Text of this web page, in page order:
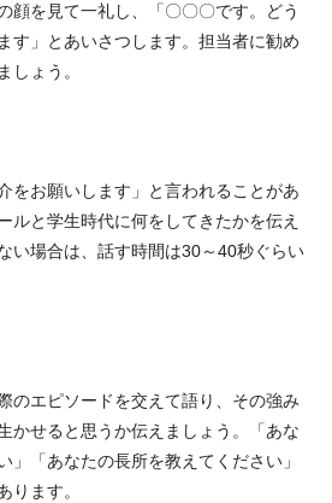
顔を見て一礼し、「〇〇〇です。どう
す」とあいさつします。担当者に勧め
しょう。
をお願いします」と言われることがあ
ルと学生時代に何をしてきたかを伝え
い場合は、話す時間は30～40秒ぐらい
のエピソードを交えて語り、その強み
かせると思うか伝えましょう。「あな
」「あなたの長所を教えてください」
ります。